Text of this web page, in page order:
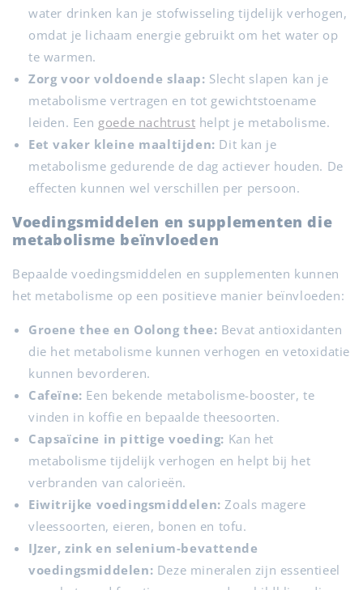
water drinken kan je stofwisseling tijdelijk verhogen,
omdat je lichaam energie gebruikt om het water op
te warmen.
Zorg voor voldoende slaap: Slecht slapen kan je
metabolisme vertragen en tot gewichtstoename
leiden. Een goede nachtrust helpt je metabolisme.
Eet vaker kleine maaltijden: Dit kan je
metabolisme gedurende de dag actiever houden. De
effecten kunnen wel verschillen per persoon.
Voedingsmiddelen en supplementen die
metabolisme beïnvloeden
Bepaalde voedingsmiddelen en supplementen kunnen
het metabolisme op een positieve manier beïnvloeden:
Groene thee en Oolong thee: Bevat antioxidanten
die het metabolisme kunnen verhogen en vetoxidatie
kunnen bevorderen.
Cafeïne: Een bekende metabolisme-booster, te
vinden in koffie en bepaalde theesoorten.
Capsaïcine in pittige voeding: Kan het
metabolisme tijdelijk verhogen en helpt bij het
verbranden van calorieën.
Eiwitrijke voedingsmiddelen: Zoals magere
vleessoorten, eieren, bonen en tofu.
IJzer, zink en selenium-bevattende
voedingsmiddelen: Deze mineralen zijn essentieel